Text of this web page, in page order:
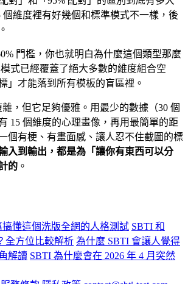
維度裡有好幾個和標準模式不一樣，後
門檻，你也就明白為什麼這個類型那麼
式已經覆蓋了絕大多數的維度組合空
」才能落到所有模板的盲區裡。
，但它足夠優雅。用最少的數據（30 個
15 個維度的心理畫像，再用最簡單的距
個有梗、有畫面感、讓人忍不住截圖的標
入到輸出，都是為「讓你有東西可以分
的 。
懂這個洗版全網的人格測試 SBTI 和
全方位比較解析 為什麼 SBTI 會讓人覺得
解讀 SBTI 為什麼會在 2026 年 4 月突然